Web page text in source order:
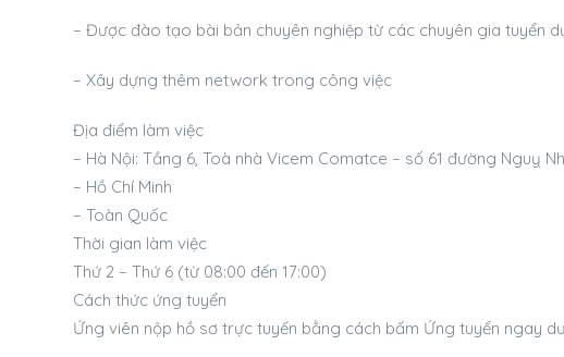
– Được đào tạo bài bản chuyên nghiệp từ các chuyên gia tuyển
– Xây dựng thêm network trong công việc
Địa điểm làm việc
– Hà Nội: Tầng 6, Toà nhà Vicem Comatce – số 61 đường Nguỵ
– Hồ Chí Minh
– Toàn Quốc
Thời gian làm việc
Thứ 2 – Thứ 6 (từ 08:00 đến 17:00)
Cách thức ứng tuyển
Ứng viên nộp hồ sơ trực tuyến bằng cách bấm Ứng tuyển ngay